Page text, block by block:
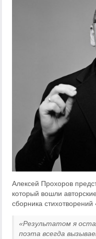
Алексей Прохоров
который вошли
сборника
«Результатом я
поэта всегда